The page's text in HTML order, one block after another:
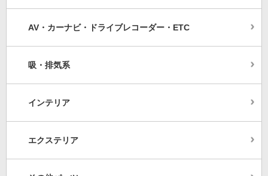
AV・カーナビ・ドライブレコーダー・ETC
吸・排気系
インテリア
エクステリア